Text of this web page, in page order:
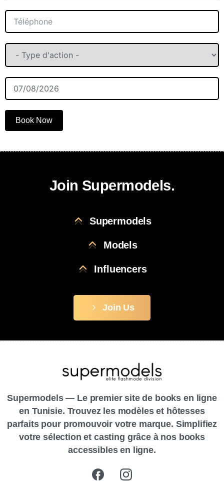
Book Now
Join Supermodels.
Supermodels
Models
Influencers
Join Us
Supermodels — Le premier site de books en ligne
en Tunisie. Trouvez les modèles et hôtesses
parfaits pour promouvoir votre marque. Simplifiez
votre sélection et casting grâce à nos books
accessibles en ligne.